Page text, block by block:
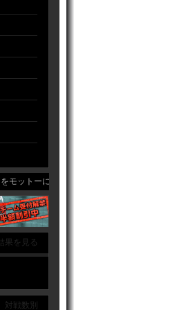
トーに月２回のペースで活動しております。
果を見る
対戦数別